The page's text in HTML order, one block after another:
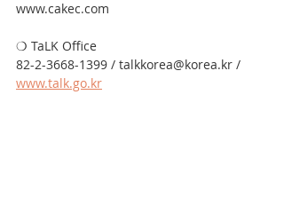
www.cakec.com
❍ TaLK Office
82-2-3668-1399 / talkkorea@korea.kr /
www.talk.go.kr